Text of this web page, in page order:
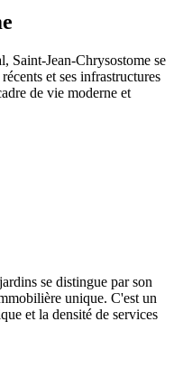
Saint-Jean-Chrysostome se
et ses infrastructures
de vie moderne et
se distingue par son
unique. C'est un
et la densité de services